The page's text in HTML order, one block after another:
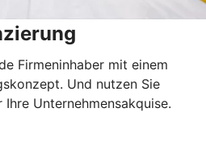
Firmeninhaber mit einem
Und nutzen Sie
Unternehmensakquise.